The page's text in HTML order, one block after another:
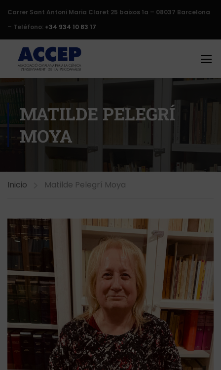
Carrer Sant Antoni Maria Claret 25 baixos 1a – 08037 Barcelona
– Teléfono: +34 934 10 83 17
MATILDE PELEGRÍ
MOYA
Inicio Matilde Pelegrí Moya